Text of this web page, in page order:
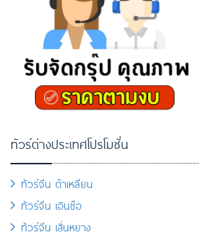
ทัวร์ต่างประเทศโปรโมชั่น
ทัวร์จีน ต้าเหลียน
ทัวร์จีน เอินซือ
ทัวร์จีน เสิ่นหยาง